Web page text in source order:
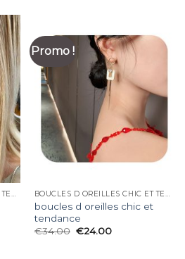
BOUCLES D OREILLES CHIC ET TENDANCE
Promo !
BOUCLES D OREILLES CHIC ET TENDANCE
boucles d oreilles chic et
tendance
€34.00 €24.00